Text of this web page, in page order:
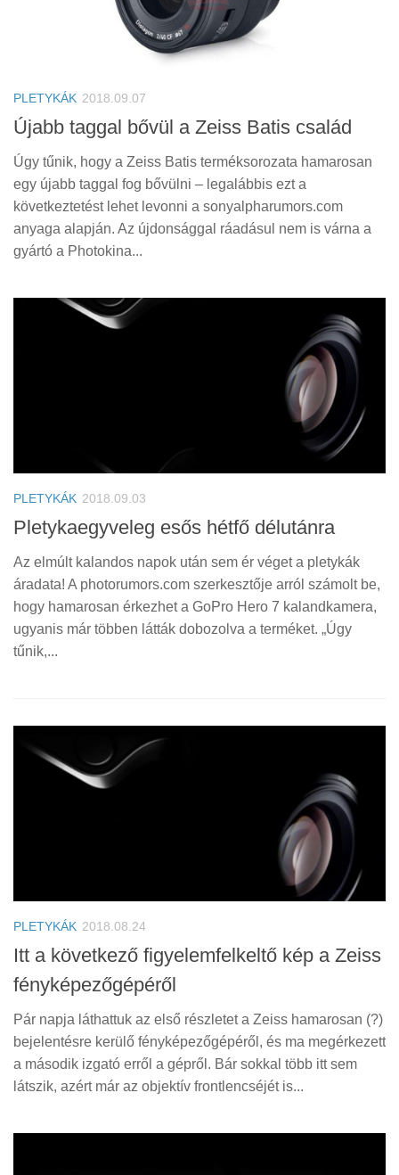
PLETYKÁK 2018.09.07
Újabb taggal bővül a Zeiss Batis család
Úgy tűnik, hogy a Zeiss Batis terméksorozata hamarosan
egy újabb taggal fog bővülni – legalábbis ezt a
következtetést lehet levonni a sonyalpharumors.com
anyaga alapján. Az újdonsággal ráadásul nem is várna a
gyártó a Photokina...
PLETYKÁK 2018.09.03
Pletykaegyveleg esős hétfő délutánra
Az elmúlt kalandos napok után sem ér véget a pletykák
áradata! A photorumors.com szerkesztője arról számolt be,
hogy hamarosan érkezhet a GoPro Hero 7 kalandkamera,
ugyanis már többen látták dobozolva a terméket. „Úgy
tűnik,...
PLETYKÁK 2018.08.24
Itt a következő figyelemfelkeltő kép a Zeiss
fényképezőgépéről
Pár napja láthattuk az első részletet a Zeiss hamarosan (?)
bejelentésre kerülő fényképezőgépéről, és ma megérkezett
a második izgató erről a gépről. Bár sokkal több itt sem
látszik, azért már az objektív frontlencséjét is...